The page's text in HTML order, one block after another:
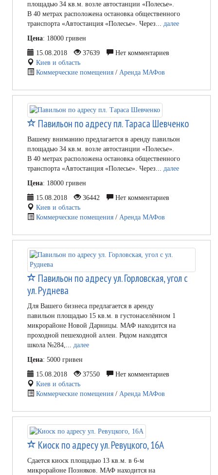
площадью 34 кв.м. возле автостанции «Полесье».
В 40 метрах расположена остановка общественного
транспорта «Автостанция «Полесье». Через... далее
Цена: 18000 гривен
15.08.2018
37639
Нет комментариев
Киев и область
Коммерческие помещения / Аренда МАФов
Павильон по адресу пл. Тараса Шевченко
Вашему вниманию предлагается в аренду павильон
площадью 34 кв.м. возле автостанции «Полесье».
В 40 метрах расположена остановка общественного
транспорта «Автостанция «Полесье». Через... далее
Цена: 18000 гривен
15.08.2018
36442
Нет комментариев
Киев и область
Коммерческие помещения / Аренда МАФов
Павильон по адресу ул. Горловская, угол с
ул. Руднева
Для Вашего бизнеса предлагается в аренду
павильон площадью 15 кв.м. в густонаселённом 1
микрорайоне Новой Дарницы. МАФ находится на
проходной пешеходной аллеи. Рядом находятся
школа №284,... далее
Цена: 5000 гривен
15.08.2018
37550
Нет комментариев
Киев и область
Коммерческие помещения / Аренда МАФов
Киоск по адресу ул. Ревуцкого, 16А
Сдается киоск площадью 13 кв.м. в 6-м
микрорайоне Позняков. МАФ находится на